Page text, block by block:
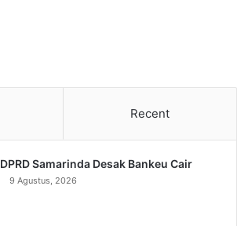
Recent
DPRD Samarinda Desak Bankeu Cair
9 Agustus, 2026